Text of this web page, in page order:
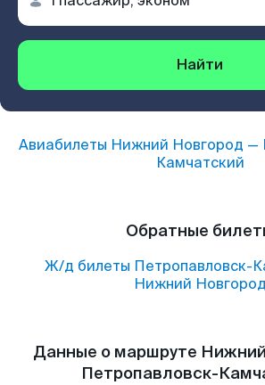
Найти
Авиабилеты Нижний Новгород —
Камчатский
Обратные
Ж/д билеты Петропавловск-
Нижний Новгород
Данные о маршруте
Петропавловск-